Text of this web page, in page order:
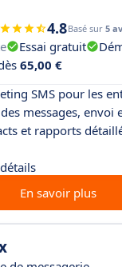
4.8Basé sur 5
Essai gratuit
65,00 €
SMS pour les
messages, envoi
et rapports
En savoir plus